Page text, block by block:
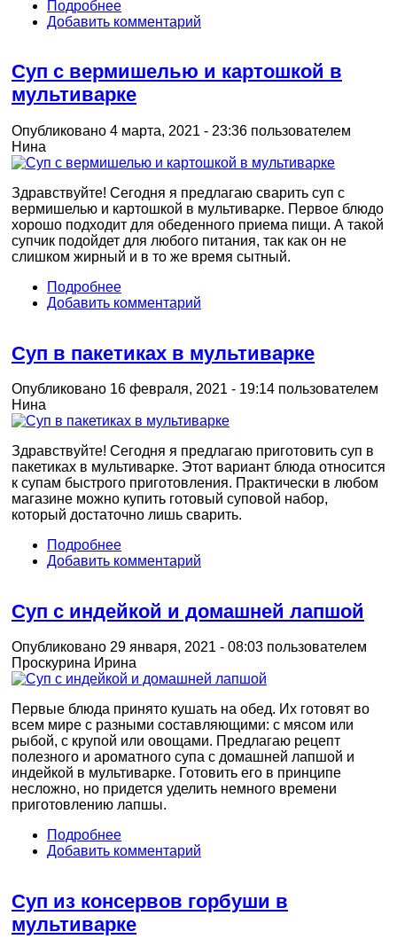
Подробнее
Добавить комментарий
Суп с вермишелью и картошкой в
мультиварке
Опубликовано 4 марта, 2021 - 23:36 пользователем
Нина
Здравствуйте! Сегодня я предлагаю сварить суп с
вермишелью и картошкой в мультиварке. Первое блюдо
хорошо подходит для обеденного приема пищи. А такой
супчик подойдет для любого питания, так как он не
слишком жирный и в то же время сытный.
Подробнее
Добавить комментарий
Суп в пакетиках в мультиварке
Опубликовано 16 февраля, 2021 - 19:14 пользователем
Нина
Здравствуйте! Сегодня я предлагаю приготовить суп в
пакетиках в мультиварке. Этот вариант блюда относится
к супам быстрого приготовления. Практически в любом
магазине можно купить готовый суповой набор,
который достаточно лишь сварить.
Подробнее
Добавить комментарий
Суп с индейкой и домашней лапшой
Опубликовано 29 января, 2021 - 08:03 пользователем
Проскурина Ирина
Первые блюда принято кушать на обед. Их готовят во
всем мире с разными составляющими: с мясом или
рыбой, с крупой или овощами. Предлагаю рецепт
полезного и ароматного супа с домашней лапшой и
индейкой в мультиварке. Готовить его в принципе
несложно, но придется уделить немного времени
приготовлению лапшы.
Подробнее
Добавить комментарий
Суп из консервов горбуши в
мультиварке